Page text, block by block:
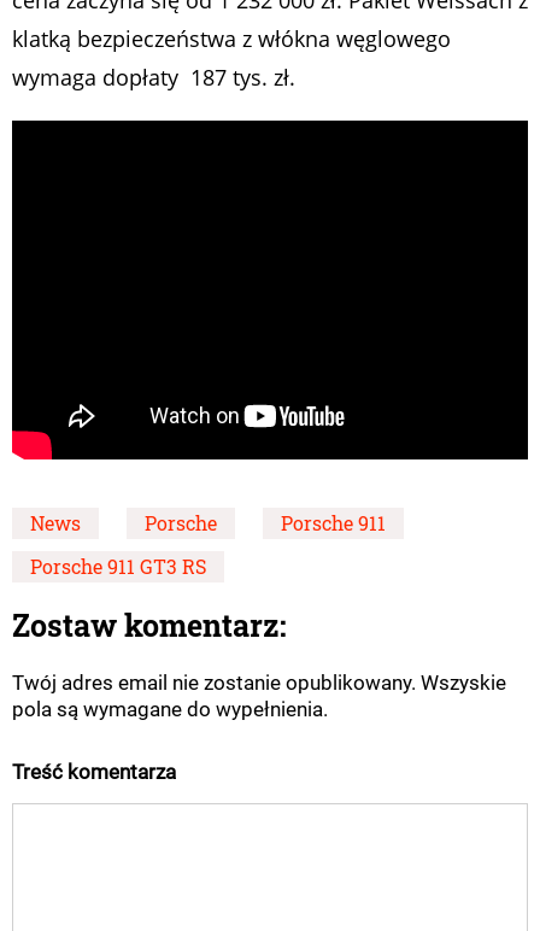
klatką bezpieczeństwa z włókna węglowego
wymaga dopłaty 187 tys. zł.
News Porsche
Porsche 911
Porsche 911 GT3 RS
Zostaw komentarz:
Twój adres email nie zostanie opublikowany. Wszyskie
pola są wymagane do wypełnienia.
Treść komentarza